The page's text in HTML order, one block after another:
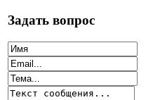
Задать вопрос